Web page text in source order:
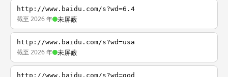
http://www.baidu.com/s?wd=6.4
截至 2026 年 未屏蔽
http://www.baidu.com/s?wd=usa
截至 2026 年 未屏蔽
http://www.baidu.com/s?wd=god